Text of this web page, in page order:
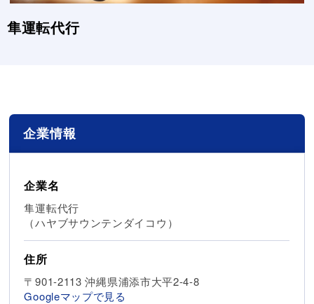
隼運転代行
企業情報
企業名
隼運転代行
（ハヤブサウンテンダイコウ）
住所
〒901-2113 沖縄県浦添市大平2-4-8
Googleマップで見る